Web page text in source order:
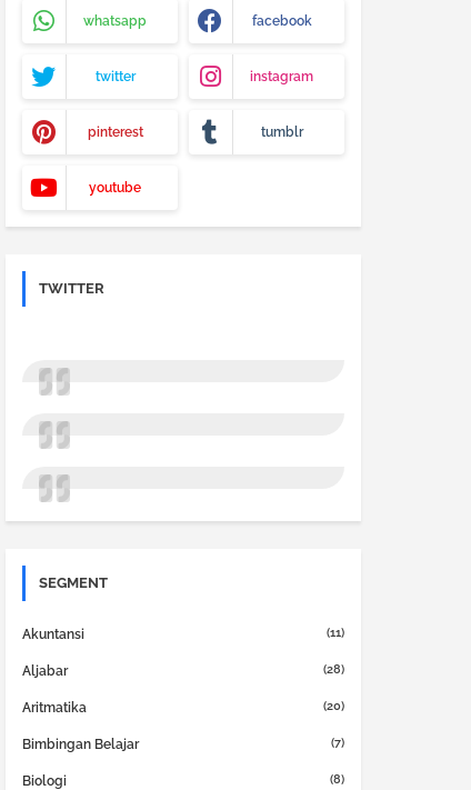
whatsapp facebook
twitter instagram
pinterest tumblr
youtube
TWITTER
SEGMENT
Akuntansi (11)
Aljabar (28)
Aritmatika (20)
Bimbingan Belajar (7)
Biologi (8)